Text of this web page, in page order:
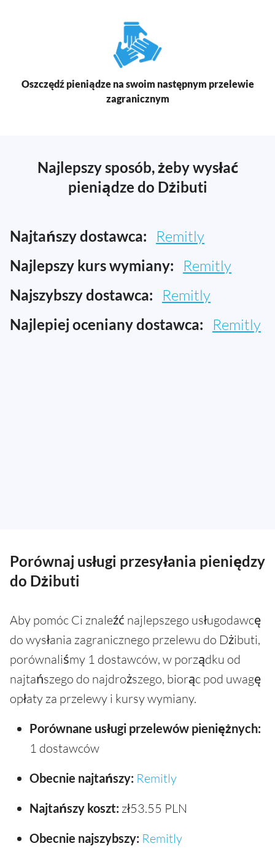
Oszczędź pieniądze na swoim następnym przelewie
zagranicznym
Najlepszy sposób, żeby wysłać
pieniądze do Dżibuti
Najtańszy dostawca: Remitly
Najlepszy kurs wymiany: Remitly
Najszybszy dostawca: Remitly
Najlepiej oceniany dostawca: Remitly
Porównaj usługi przesyłania pieniędzy
do Dżibuti
Aby pomóc Ci znaleźć najlepszego usługodawcę
do wysłania zagranicznego przelewu do Dżibuti,
porównaliśmy 1 dostawców, w porządku od
najtańszego do najdroższego, biorąc pod uwagę
opłaty za przelewy i kursy wymiany.
Porównane usługi przelewów pieniężnych:
1 dostawców
Obecnie najtańszy: Remitly
Najtańszy koszt: zł53.55 PLN
Obecnie najszybszy: Remitly